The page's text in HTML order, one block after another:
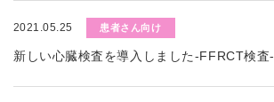
2021.05.25 患者さん向け
新しい心臓検査を導入しました-FFRCT検査-